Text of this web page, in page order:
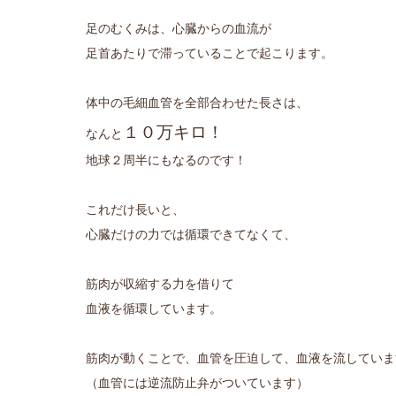
足のむくみは、心臓からの血流が
足首あたりで滞っていることで起こります。
体中の毛細血管を全部合わせた長さは、
なんと １０万キロ！
地球２周半にもなるのです！
これだけ長いと、
心臓だけの力では循環できてなくて、
筋肉が収縮する力を借りて
血液を循環しています。
筋肉が動くことで、血管を圧迫して、血液を流してい
（血管には逆流防止弁がついています）